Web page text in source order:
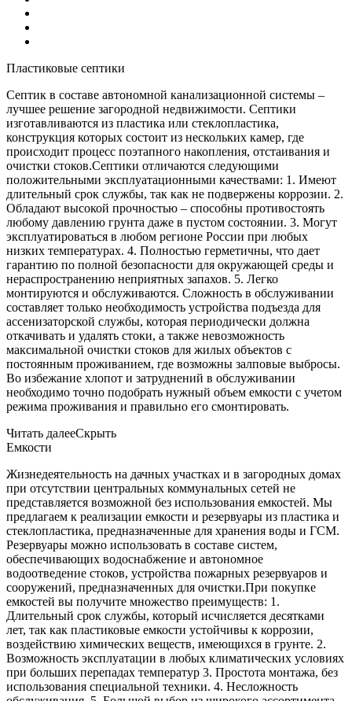
Пластиковые септики
Септик в составе автономной канализационной системы –
лучшее решение загородной недвижимости. Септики
изготавливаются из пластика или стеклопластика,
конструкция которых состоит из нескольких камер, где
происходит процесс поэтапного накопления, отстаивания и
очистки стоков.Септики отличаются следующими
положительными эксплуатационными качествами: 1. Имеют
длительный срок службы, так как не подвержены коррозии. 2.
Обладают высокой прочностью – способны противостоять
любому давлению грунта даже в пустом состоянии. 3. Могут
эксплуатироваться в любом регионе России при любых
низких температурах. 4. Полностью герметичны, что дает
гарантию по полной безопасности для окружающей среды и
нераспространению неприятных запахов. 5. Легко
монтируются и обслуживаются. Сложность в обслуживании
составляет только необходимость устройства подъезда для
ассенизаторской службы, которая периодически должна
откачивать и удалять стоки, а также невозможность
максимальной очистки стоков для жилых объектов с
постоянным проживанием, где возможны залповые выбросы.
Во избежание хлопот и затруднений в обслуживании
необходимо точно подобрать нужный объем емкости с учетом
режима проживания и правильно его смонтировать.
Читать далееСкрыть
Емкости
Жизнедеятельность на дачных участках и в загородных домах
при отсутствии центральных коммунальных сетей не
представляется возможной без использования емкостей. Мы
предлагаем к реализации емкости и резервуары из пластика и
стеклопластика, предназначенные для хранения воды и ГСМ.
Резервуары можно использовать в составе систем,
обеспечивающих водоснабжение и автономное
водоотведение стоков, устройства пожарных резервуаров и
сооружений, предназначенных для очистки.При покупке
емкостей вы получите множество преимуществ: 1.
Длительный срок службы, который исчисляется десятками
лет, так как пластиковые емкости устойчивы к коррозии,
воздействию химических веществ, имеющихся в грунте. 2.
Возможность эксплуатации в любых климатических условиях
при больших перепадах температур 3. Простота монтажа, без
использования специальной техники. 4. Несложность